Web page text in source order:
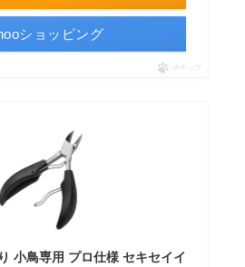
ショッピング
ポチップ
小鳥専用 プロ仕様 セキセイイ